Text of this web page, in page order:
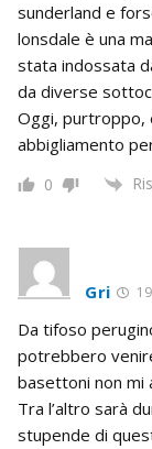
sunderland e
lonsdale è una
stata indossata
da diverse
Oggi, purtroppo,
abbigliamento
0
Gri
Da tifoso
potrebbero
basettoni non mi
Tra l’altro sarà
stupende di